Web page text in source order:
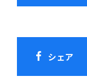
シェア